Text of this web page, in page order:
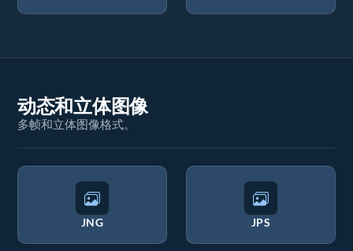
动态和立体图像
多帧和立体图像格式。
JNG JPS